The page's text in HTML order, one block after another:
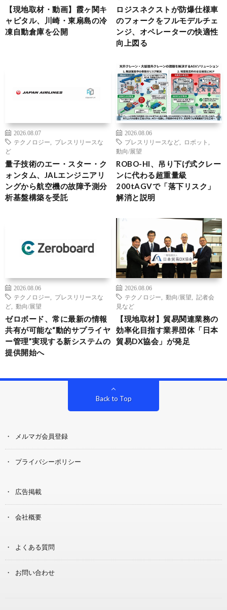
【現地取材・動画】霞ヶ関キ
ャピタル、川崎・東扇島の冷
凍自動倉庫を公開
ロジスネクストが防爆仕様車
のフォークをフルモデルチェ
ンジ、オペレーターの快適性
向上図る
2026.08.07
テクノロジー
プレスリリースな
ど
量子技術のエー・スター・ク
ォンタム、JALエンジニアリ
ングから航空機の故障予測分
析基盤構築を受託
2026.08.06
プレスリリースなど
ロボット
動向/展望
ROBO-HI、吊り下げ式クレー
ンに代わる超重量級
200tAGVで「落下リスク」
解消と説明
2026.08.06
テクノロジー
プレスリリースな
ど
動向/展望
ゼロボード、常に最新の情報
共有が可能な“動的サプライヤ
ー管理”実現する新システムの
提供開始へ
2026.08.06
テクノロジー
動向/展望
記者会
見など
【現地取材】貿易関連業務の
効率化目指す業界団体「日本
貿易DX協会」が発足
Back to Top
メルマガ会員登録
プライバシーポリシー
広告掲載
会社概要
よくある質問
お問い合わせ